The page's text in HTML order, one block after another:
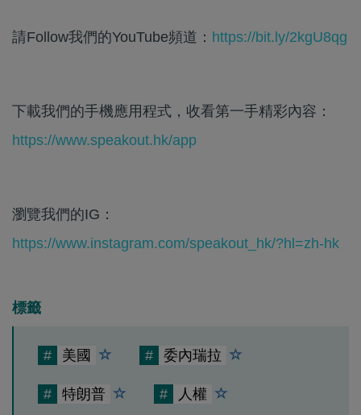
請Follow我們的YouTube頻道： https://bit.ly/2kgU8qg
下載我們的手機應用程式，收看第一手精彩內容：
https://www.speakout.hk/app
瀏覽我們的IG：
https://www.instagram.com/speakout_hk/?hl=zh-hk
標籤
# 美國 # 委內瑞拉
# 特朗普 # 人權